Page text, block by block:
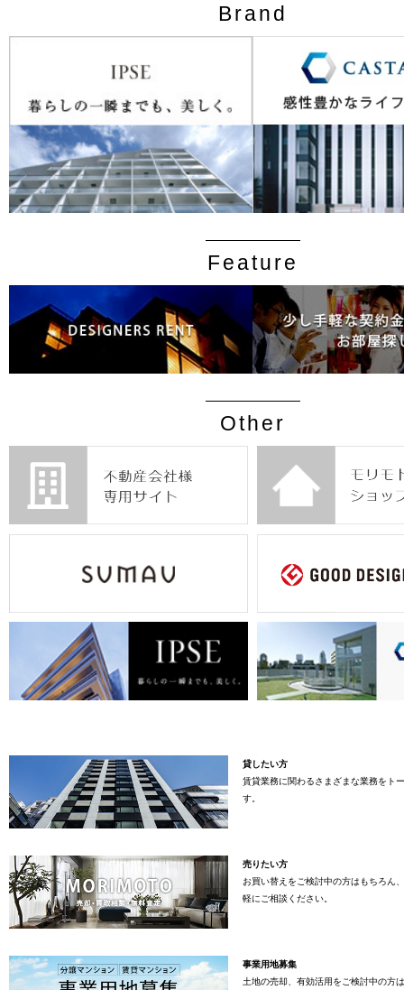
Brand
Feature
Other
貸したい方
賃貸業務に関わるさまざまな業務をト
す。
売りたい方
お買い替えをご検討中の方はもちろん
軽にご相談ください。
事業用地募集
土地の売却、有効活用をご検討中の方